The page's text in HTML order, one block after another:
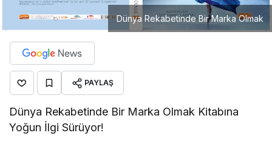
Dünya Rekabetinde Bir Marka Olmak
PAYLAŞ
Dünya Rekabetinde Bir Marka Olmak Kitabına
Yoğun İlgi Sürüyor!